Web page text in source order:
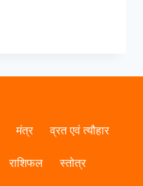
मंत्र व्रत एवं त्यौहार
राशिफल स्तोत्र